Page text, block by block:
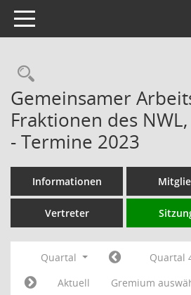
Toggle navigation
Rechercheauswahl
Gemeinsamer
Fraktionen des NWL,
- Termine 2023
Informationen
Vertreter
Quartal Quartal
Aktuell
Gremium